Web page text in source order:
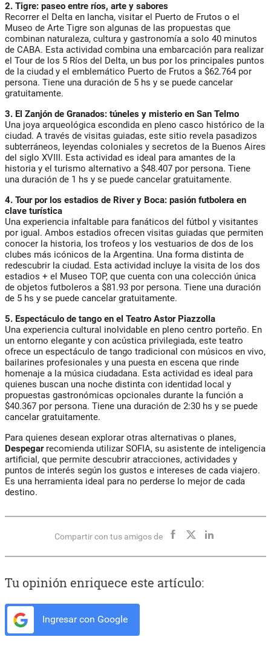
2. Tigre: paseo entre ríos, arte y sabores
Recorrer el Delta en lancha, visitar el Puerto de Frutos o el
Museo de Arte Tigre son algunas de las propuestas que
combinan naturaleza, cultura y gastronomía a solo 40 minutos
de CABA. Esta actividad combina una embarcación para realizar
el Tour de los 5 Ríos del Delta, un bus por los principales puntos
de la ciudad y el emblemático Puerto de Frutos a $62.764 por
persona. Tiene una duración de 5 hs y se puede cancelar
gratuitamente.
3. El Zanjón de Granados: túneles y misterio en San Telmo
Una joya arqueológica escondida en pleno casco histórico de la
ciudad. A través de visitas guiadas, este sitio revela pasadizos
subterráneos, leyendas coloniales y secretos de la Buenos Aires
del siglo XVIII. Esta actividad es ideal para amantes de la
historia y el turismo alternativo a $48.407 por persona. Tiene
una duración de 1 hs y se puede cancelar gratuitamente.
4. Tour por los estadios de River y Boca: pasión futbolera en
clave turística
Una experiencia infaltable para fanáticos del fútbol y visitantes
por igual. Ambos estadios ofrecen visitas guiadas que permiten
conocer la historia, los trofeos y los vestuarios de dos de los
clubes más icónicos de la Argentina. Una forma distinta de
redescubrir la ciudad. Esta actividad incluye la visita de los dos
estadios + el Museo TOP, que cuenta con una colección única
de objetos futboleros a $81.93 por persona. Tiene una duración
de 5 hs y se puede cancelar gratuitamente.
5. Espectáculo de tango en el Teatro Astor Piazzolla
Una experiencia cultural inolvidable en pleno centro porteño. En
un entorno elegante y con acústica privilegiada, este teatro
ofrece un espectáculo de tango tradicional con músicos en vivo,
bailarines profesionales y una puesta en escena que rinde
homenaje a la música ciudadana. Esta actividad es ideal para
quienes buscan una noche distinta con identidad local y
propuestas gastronómicas opcionales durante la función a
$40.367 por persona. Tiene una duración de 2:30 hs y se puede
cancelar gratuitamente.
Para quienes desean explorar otras alternativas o planes,
Despegarrecomienda utilizar SOFIA, su asistente de inteligencia
artificial, que permite descubrir atracciones, actividades y
puntos de interés según los gustos e intereses de cada viajero.
Es una herramienta ideal para no perderse lo mejor de cada
destino.
Compartir con tus amigos de
Tu opinión enriquece este artículo:
Ingresar con Google